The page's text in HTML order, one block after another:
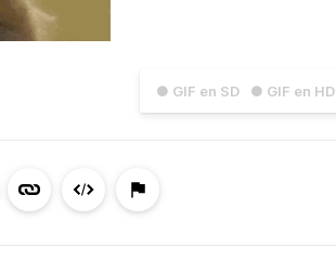
● GIF en SD ● GIF en HD